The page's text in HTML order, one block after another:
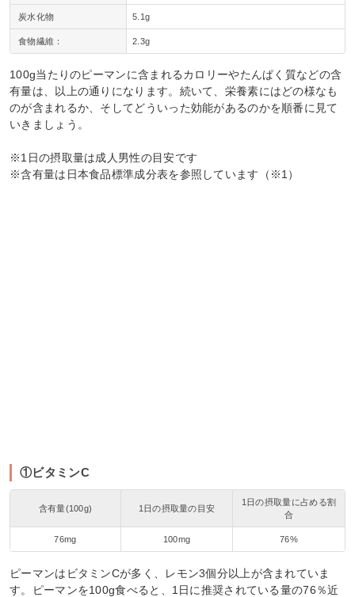
炭水化物 5.1g
食物繊維： 2.3g
100g当たりのピーマンに含まれるカロリーやたんぱく質などの含
有量は、以上の通りになります。続いて、栄養素にはどの様なも
のが含まれるか、そしてどういった効能があるのかを順番に見て
いきましょう。
※1日の摂取量は成人男性の目安です
※含有量は日本食品標準成分表を参照しています（※1）
①ビタミンC
含有量(100g) 1日の摂取量の目安
1日の摂取量に占める割
合
76mg 100mg 76%
ピーマンはビタミンCが多く、レモン3個分以上が含まれていま
す。ピーマンを100g食べると、1日に推奨されている量の76％近